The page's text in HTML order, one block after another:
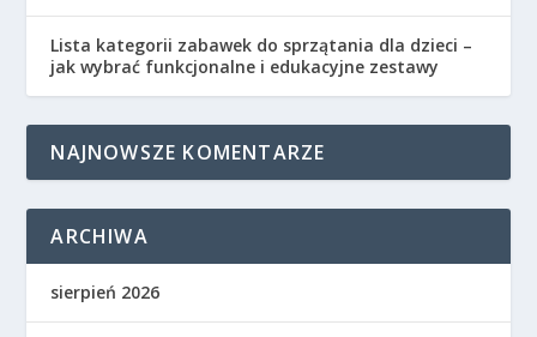
Lista kategorii zabawek do sprzątania dla dzieci –
jak wybrać funkcjonalne i edukacyjne zestawy
NAJNOWSZE KOMENTARZE
ARCHIWA
sierpień 2026